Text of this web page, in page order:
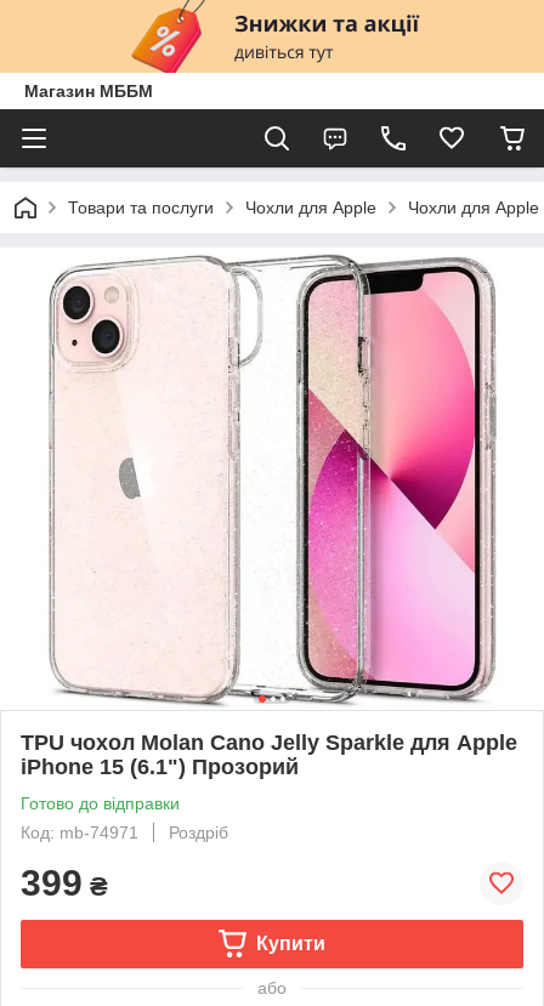
Магазин МББМ
Товари та послуги Чохли для Apple Чохли для Apple
TPU чохол Molan Cano Jelly Sparkle для Apple
iPhone 15 (6.1") Прозорий
Готово до відправки
Код: mb-74971
Роздріб
399 ₴
Купити
або